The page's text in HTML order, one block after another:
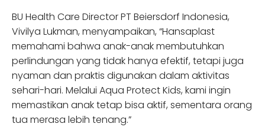
BU Health Care Director PT Beiersdorf Indonesia,
Vivilya Lukman, menyampaikan, “Hansaplast
memahami bahwa anak-anak membutuhkan
perlindungan yang tidak hanya efektif, tetapi juga
nyaman dan praktis digunakan dalam aktivitas
sehari-hari. Melalui Aqua Protect Kids, kami ingin
memastikan anak tetap bisa aktif, sementara orang
tua merasa lebih tenang.”